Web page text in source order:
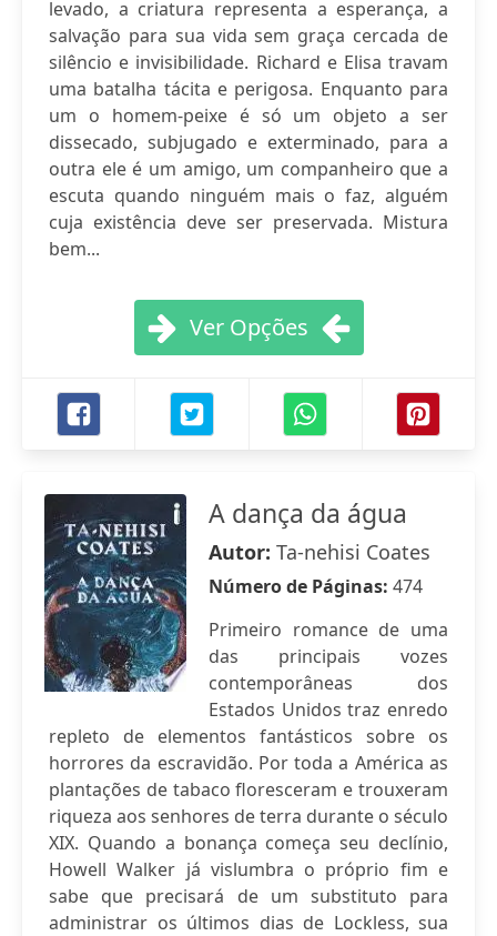
levado, a criatura representa a esperança, a
salvação para sua vida sem graça cercada de
silêncio e invisibilidade. Richard e Elisa travam
uma batalha tácita e perigosa. Enquanto para
um o homem-peixe é só um objeto a ser
dissecado, subjugado e exterminado, para a
outra ele é um amigo, um companheiro que a
escuta quando ninguém mais o faz, alguém
cuja existência deve ser preservada. Mistura
bem...
Ver Opções
A dança da água
Autor: Ta-nehisi Coates
Número de Páginas: 474
Primeiro romance de uma
das principais vozes
contemporâneas dos
Estados Unidos traz enredo
repleto de elementos fantásticos sobre os
horrores da escravidão. Por toda a América as
plantações de tabaco floresceram e trouxeram
riqueza aos senhores de terra durante o século
XIX. Quando a bonança começa seu declínio,
Howell Walker já vislumbra o próprio fim e
sabe que precisará de um substituto para
administrar os últimos dias de Lockless, sua